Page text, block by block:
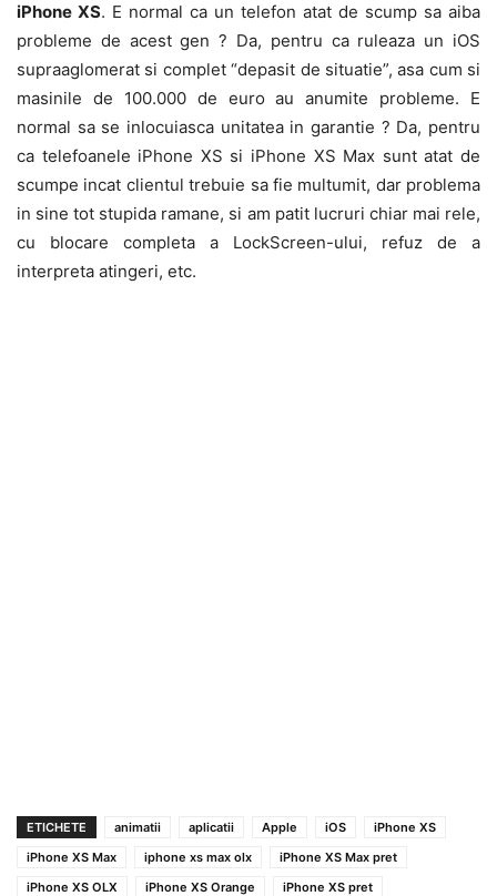
iPhone XS. E normal ca un telefon atat de scump sa aiba
probleme de acest gen ? Da, pentru ca ruleaza un iOS
supraaglomerat si complet “depasit de situatie”, asa cum si
masinile de 100.000 de euro au anumite probleme. E
normal sa se inlocuiasca unitatea in garantie ? Da, pentru
ca telefoanele iPhone XS si iPhone XS Max sunt atat de
scumpe incat clientul trebuie sa fie multumit, dar problema
in sine tot stupida ramane, si am patit lucruri chiar mai rele,
cu blocare completa a LockScreen-ului, refuz de a
interpreta atingeri, etc.
ETICHETE animatii aplicatii Apple iOS
iPhone XS
iPhone XS Max
iphone xs max olx
iPhone XS Max pret
iPhone XS OLX
iPhone XS Orange
iPhone XS pret